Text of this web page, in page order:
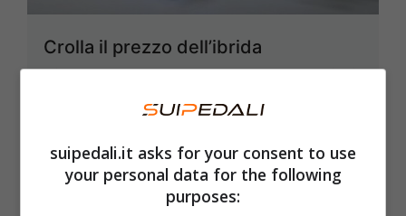
Crolla il prezzo dell’ibrida
giapponese, super bonus per tutti di
oltre 4.000 euro: solo la Panda
21 Marzo 2025
suipedali.it asks for your consent to use
your personal data for the following
purposes: